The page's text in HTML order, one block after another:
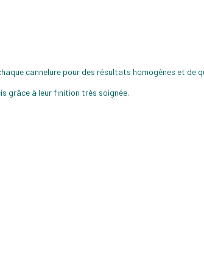
cannelure pour des résultats homogènes et de
grâce à leur finition très soignée.